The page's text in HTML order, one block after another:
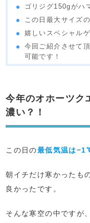
ゴリジグ150gがハ
この日最大サイズ
嬉しいスペシャル
今回ご紹介させて
可能です！
今年のオホーツク
濃い？！
この日の最低気温は
朝イチだけ寒かったも
良かったです。
そんな寒空の中ですが